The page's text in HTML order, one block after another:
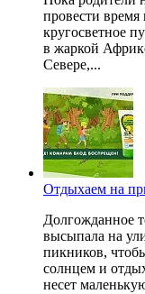
провести время
кругосветное
в жаркой
Севере,...
Отдыхаем на
Долгожданное
высыпала на
пикников,
солнцем и
несет